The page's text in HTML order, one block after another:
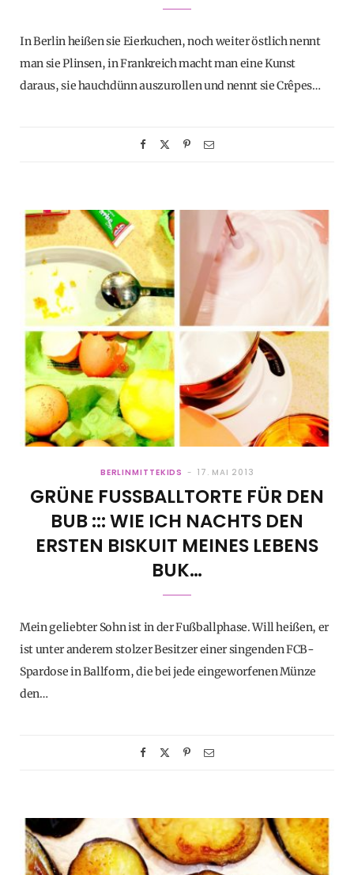
In Berlin heißen sie Eierkuchen, noch weiter östlich nennt
man sie Plinsen, in Frankreich macht man eine Kunst
daraus, sie hauchdünn auszurollen und nennt sie Crêpes…
BERLINMITTEKIDS 17. MAI 2013
GRÜNE FUSSBALLTORTE FÜR DEN B
UB ::: WIE ICH NACHTS DEN E
RSTEN BISKUIT MEINES LEBENS B
UK…
Mein geliebter Sohn ist in der Fußballphase. Will heißen, er
ist unter anderem stolzer Besitzer einer singenden FCB-
Spardose in Ballform, die bei jede eingeworfenen Münze
den…